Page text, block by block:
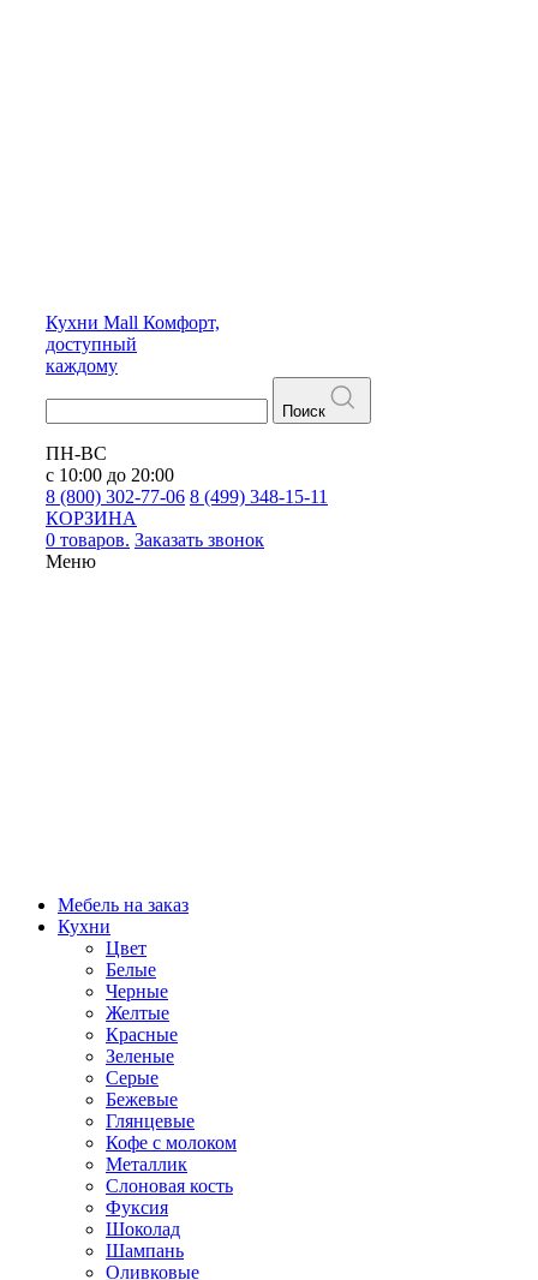
Кухни Mall Комфорт,
доступный
каждому
Поиск
ПН-ВС
с 10:00 до 20:00
8 (800) 302-77-06 8 (499) 348-15-11
КОРЗИНА
0 товаров. Заказать звонок
Меню
Мебель на заказ
Кухни
Цвет
Белые
Черные
Желтые
Красные
Зеленые
Серые
Бежевые
Глянцевые
Кофе с молоком
Металлик
Слоновая кость
Фуксия
Шоколад
Шампань
Оливковые